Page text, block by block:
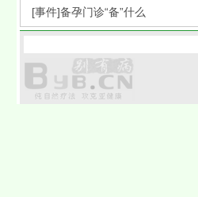
[事件]备孕门诊“备”什么